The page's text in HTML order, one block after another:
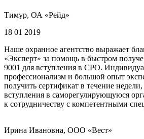
Тимур, ОА «Рейд»
18 01 2019
Наше охранное агентство выражает
«Эксперт» за помощь в быстром
9001 для вступления в СРО.
профессионализм и большой опыт
получить сертификат в течение
вступления в саморегулирующуюся
к сотрудничеству с компетентными
Ирина Ивановна, ООО «Вест»